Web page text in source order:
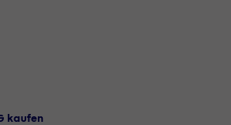
kaufen